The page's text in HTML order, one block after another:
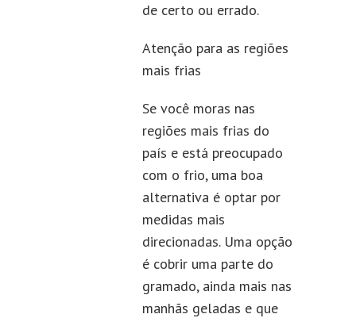
de certo ou errado.
Atenção para as regiões
mais frias
Se você moras nas
regiões mais frias do
país e está preocupado
com o frio, uma boa
alternativa é optar por
medidas mais
direcionadas. Uma opção
é cobrir uma parte do
gramado, ainda mais nas
manhãs geladas e que